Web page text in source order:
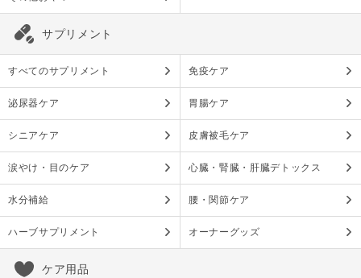
サプリメント
すべてのサプリメント 免疫ケア
泌尿器ケア 胃腸ケア
シニアケア 皮膚被毛ケア
涙やけ・目のケア 心臓・腎臓・肝臓デトックス
水分補給 腰・関節ケア
ハーブサプリメント オーナーグッズ
ケア用品